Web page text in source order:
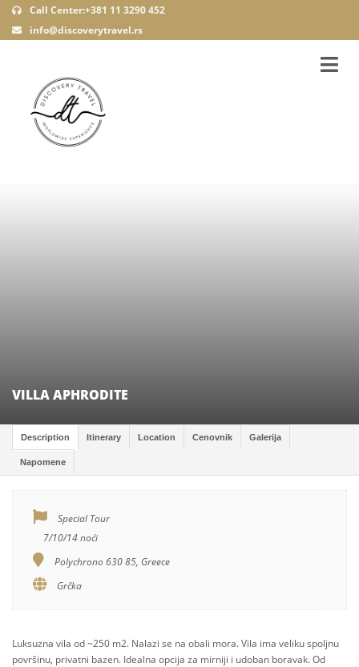
Call Center:+381 11 3290 452
info@discoverytravel.rs
VILLA APHRODITE
Description Itinerary Location Cenovnik Galerija
Napomene
Special Tour
7/10/14 noći
Polychrono 630 85, Greece
Grčka
Luksuzna vila od ~250 m2. Nalazi se na obali mora. Vila ima veliku spoljnu
površinu, privatni bazen. Idealna opcija za mirniji i udoban boravak. Od